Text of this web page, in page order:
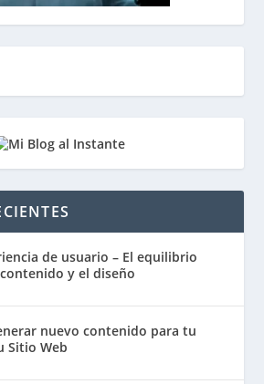
de usuario – El equilibrio
y el diseño
nuevo contenido para tu
Sitio Web